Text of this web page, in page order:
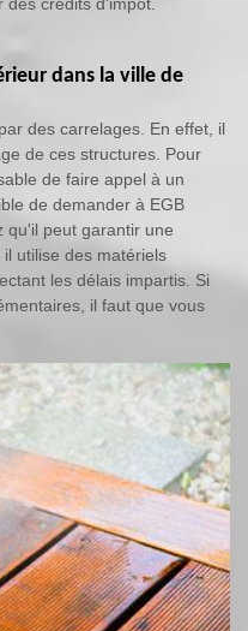
dans la ville de
des carrelages. En effet, il
de ces structures. Pour
de faire appel à un
de demander à EGB
qu'il peut garantir une
utilise des matériels
les délais impartis. Si
il faut que vous